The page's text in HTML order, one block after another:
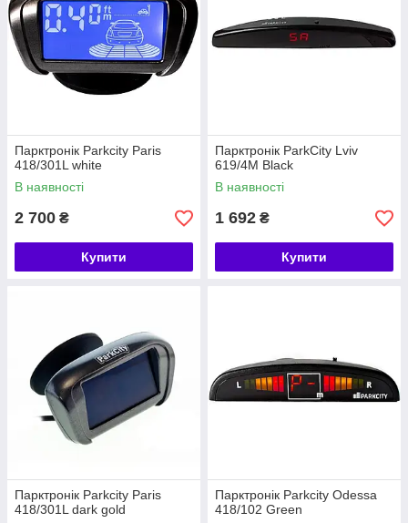
Парктронік Parkcity Paris
418/301L white
В наявності
2 700 ₴
Купити
Парктронік ParkCity Lviv
619/4M Black
В наявності
1 692 ₴
Купити
Парктронік Parkcity Paris
418/301L dark gold
Парктронік Parkcity Odessa
418/102 Green